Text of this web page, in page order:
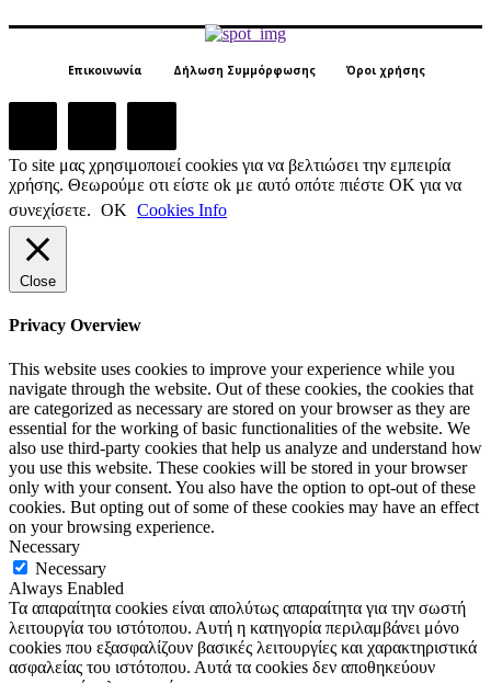
Επικοινωνία Δήλωση Συμμόρφωσης Όροι χρήσης
Το site μας χρησιμοποιεί cookies για να βελτιώσει την εμπειρία
χρήσης. Θεωρούμε οτι είστε ok με αυτό οπότε πιέστε ΟΚ για να
συνεχίσετε. ΟΚ Cookies Info
Close
Privacy Overview
This website uses cookies to improve your experience while you
navigate through the website. Out of these cookies, the cookies that
are categorized as necessary are stored on your browser as they are
essential for the working of basic functionalities of the website. We
also use third-party cookies that help us analyze and understand how
you use this website. These cookies will be stored in your browser
only with your consent. You also have the option to opt-out of these
cookies. But opting out of some of these cookies may have an effect
on your browsing experience.
Necessary
Necessary
Always Enabled
Τα απαραίτητα cookies είναι απολύτως απαραίτητα για την σωστή
λειτουργία του ιστότοπου. Αυτή η κατηγορία περιλαμβάνει μόνο
cookies που εξασφαλίζουν βασικές λειτουργίες και χαρακτηριστικά
ασφαλείας του ιστότοπου. Αυτά τα cookies δεν αποθηκεύουν